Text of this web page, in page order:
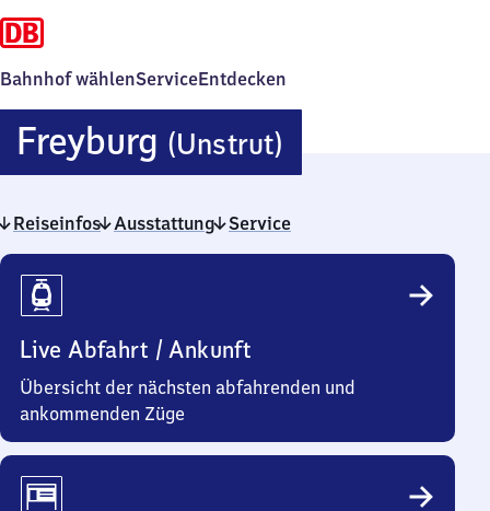
Bahnhof wählenServiceEntdecken
Freyburg (Unstrut)
(Unstrut)
Reiseinfos Ausstattung Service
Reiseinfos
Live Abfahrt / Ankunft
Übersicht der nächsten abfahrenden und
ankommenden Züge